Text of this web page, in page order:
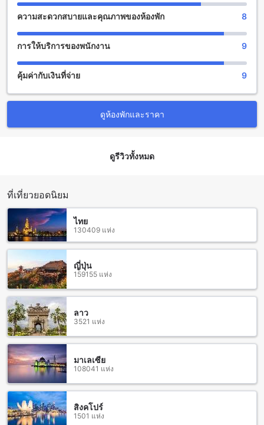
ในการพักผ่อน นอกจากนี้ยังมีพื้นที่รวมที่นั่งส่วนกลางที่มีโทรทัศน์
ให้คุณสามารถพบปะและสนทนากับผู้เข้าพักคนอื่น ๆ ได้อย่าง
อะ ลิตเติ้ล เบิร์ด 2 เกสท์เฮาส์ มีสิ่งอำนวยความสะดวกที่หลาก
การซักผ้า ที่พักมีบริการซักผ้า ที่จะช่วยให้คุณสามารถล้างผ้าที่
สกปรกได้อย่างสะดวกสบาย นอกจากนี้ยังมีตู้นิรภัยที่พักเพื่อให้คุณ
และสะดวกสบาย และสำหรับผู้ที่เป็นสูบบุหรี่ ที่พักมีพื้นที่สำหรับสูบ
นอกจากนี้ยังมี Wi-Fi ฟรีในทุกห้องพัก เพื่อให้คุณสามารถเชื่อมต่อ
กับอินเตอร์เน็ตได้ตลอดเวลา และยังมีบริการเช็คอิน/เช็คเอาท์
แบบด่วน เพื่อให้คุณสามารถเข้าพักและออกจากที่พักได้อย่าง
รวดเร็ว นอกจากนี้ยังมีที่เก็บกระเป๋าที่พัก และบริการทำความ
สะอาดห้องประจำวัน
สิ่งอำนวยความสะดวกในการเดินทางที่ อะ ลิตเติ้ล เบิร์ด 2 เกสท์
เฮาส์
อะ ลิตเติ้ล เบิร์ด 2 เกสท์เฮาส์ มีสิ่งอำนวยความสะดวกในการเดิน
ทางที่หลากหลายเพื่อให้คุณสามารถเข้าถึงสถานที่ต่างๆ ใน
เชียงใหม่ได้อย่างสะดวกสบาย
โรงแรมมีบริการทัวร์เพื่อช่วยคุณสำรวจและสำรวจเส้นทางท่อง
เที่ยวในเชียงใหม่อย่างง่ายดาย นอกจากนี้ยังมีที่จอดรถสำหรับผู้
เข้าพักที่ต้องการมาพักผ่อนด้วยรถส่วนตัว โดยที่จอดรถจะอยู่
ภายในสถานที่ของโรงแรมเอง และยังไม่มีค่าใช้จ่ายในการจอดรถ
เพิ่มเติม
สิ่งอำนวยความสะดวกในห้องที่อะ ลิตเติ้ล เบิร์ด 2 เกสท์เฮาส์
ความสะดวกสบายและคุณภาพของห้องพัก 8
การให้บริการของพนักงาน 9
คุ้มค่ากับเงินที่จ่าย 9
ดูห้องพักและราคา
ดูรีวิวทั้งหมด
ที่เที่ยวยอดนิยม
ไทย
130409 แห่ง
ญี่ปุ่น
159155 แห่ง
ลาว
3521 แห่ง
มาเลเซีย
108041 แห่ง
สิงคโปร์
1501 แห่ง